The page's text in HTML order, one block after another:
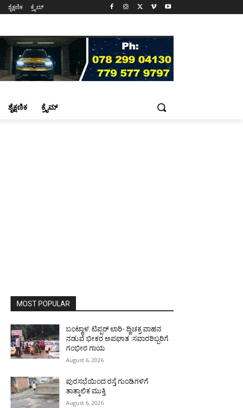
ಶೈಕ್ಷಣಿಕ ಕ್ರೈಮ್
ಶೈಕ್ಷಣಿಕ ಕ್ರೈಮ್
MOST POPULAR
ಬಂಟ್ವಾಳ: ಟಿಪ್ಪರ್ ಲಾರಿ- ದ್ವಿಚಕ್ರ ವಾಹನ
ನಡುವೆ ಭೀಕರ ಅಪಘಾತ :ಸವಾರರಿಬ್ಬರಿಗೆ
ಗಂಭೀರ ಗಾಯ
August 6, 2026
ಪುರಸಭೆಯಿಂದ ರಸ್ತೆ ಗುಂಡಿಗಳಿಗೆ
ತಾತ್ಕಾಲಿಕ ಮುಕ್ತಿ
August 6, 2026